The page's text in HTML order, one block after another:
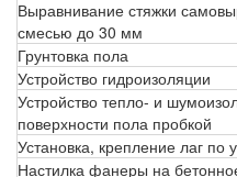
Выравнивание стяжки
смесью до 30 мм
Грунтовка пола
Устройство гидроизоляции
Устройство тепло- и
поверхности пола пробкой
Установка, крепление лаг по
Настилка фанеры на